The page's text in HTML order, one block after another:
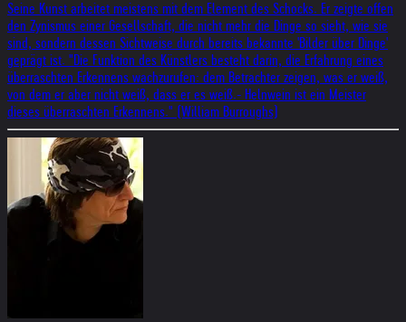
Seine Kunst arbeitet meistens mit dem Element des Schocks. Er zeigte offen
den Zynismus einer Gesellschaft, die nicht mehr die Dinge so sieht, wie sie
sind, sondern dessen Sichtweise durch bereits bekannte 'Bilder über Dinge'
geprägt ist. "Die Funktion des Künstlers besteht darin, die Erfahrung eines
überraschten Erkennens wachzurufen: dem Betrachter zeigen, was er weiß,
von dem er aber nicht weiß, dass er es weiß.- Helnwein ist ein Meister
dieses überraschten Erkennens." (William Burroughs)